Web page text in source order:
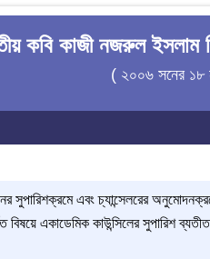
কবি কাজী নজরুল
( ২০০৬ সনের
সুপারিশক্রমে এবং চ্যান্সেলরের
বিষয়ে একাডেমিক কাউন্সিলের সুপারিশ